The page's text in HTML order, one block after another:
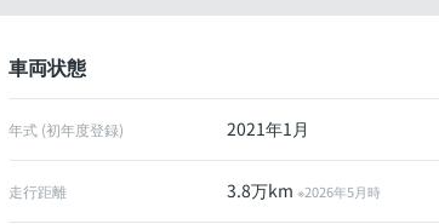
車両状態
年式 (初年度登録) 2021年1月
走行距離 3.8万km ※2026年5月時